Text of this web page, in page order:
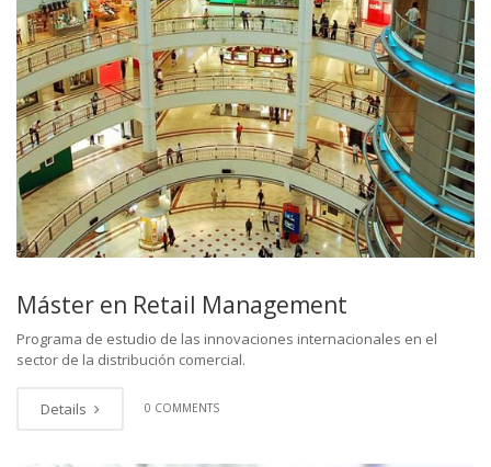
Máster en Retail Management
Programa de estudio de las innovaciones internacionales en el
sector de la distribución comercial.
Details 0 COMMENTS